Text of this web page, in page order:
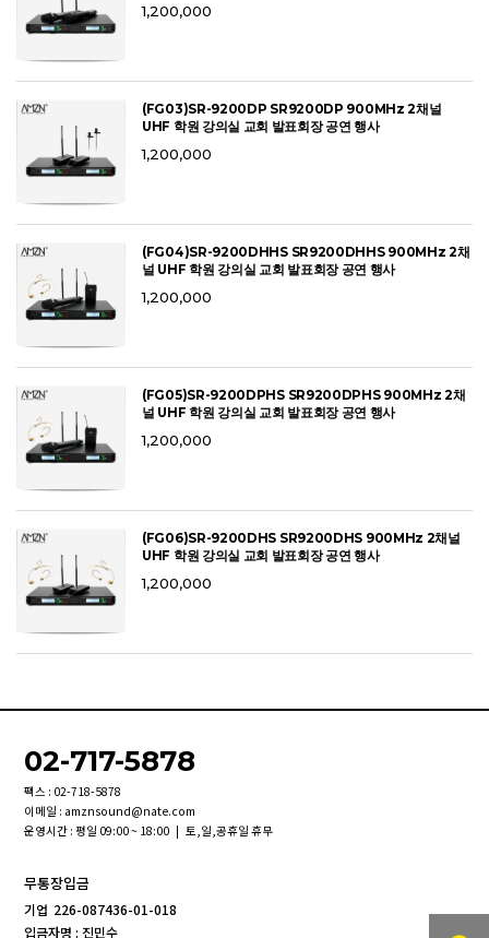
1,200,000
(FG03)SR-9200DP SR9200DP 900MHz 2채널
UHF 학원 강의실 교회 발표회장 공연 행사
1,200,000
(FG04)SR-9200DHHS SR9200DHHS 900MHz 2채
널 UHF 학원 강의실 교회 발표회장 공연 행사
1,200,000
(FG05)SR-9200DPHS SR9200DPHS 900MHz 2채
널 UHF 학원 강의실 교회 발표회장 공연 행사
1,200,000
(FG06)SR-9200DHS SR9200DHS 900MHz 2채널
UHF 학원 강의실 교회 발표회장 공연 행사
1,200,000
02-717-5878
팩스 : 02-718-5878
이메일 : amznsound@nate.com
운영시간 : 평일 09:00 ~ 18:00 | 토,일,공휴일 휴무
무통장입금
기업 226-087436-01-018
입금자명 : 진민수